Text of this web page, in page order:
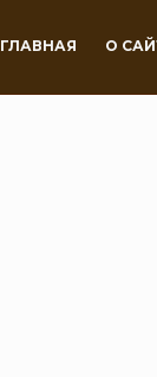
ГЛАВНАЯ О